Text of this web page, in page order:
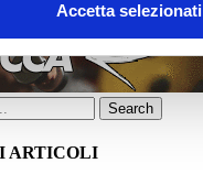
Accetta selezionati
ARTICOLI